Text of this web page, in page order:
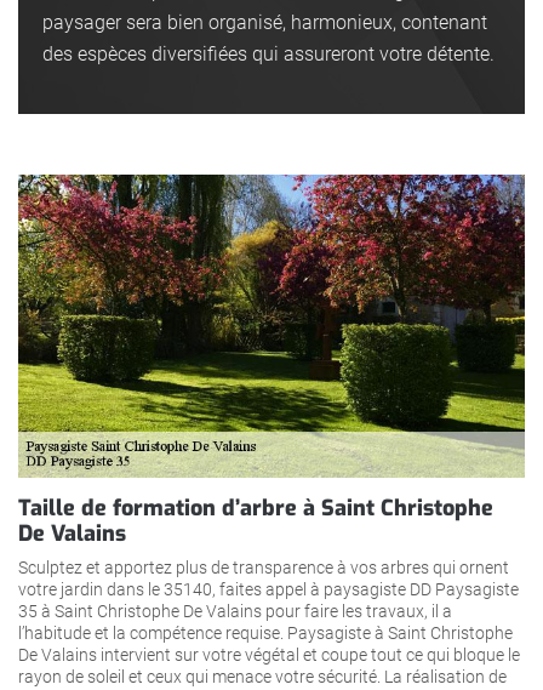
paysager sera bien organisé, harmonieux, contenant
des espèces diversifiées qui assureront votre détente.
Taille de formation d’arbre à Saint Christophe
De Valains
Sculptez et apportez plus de transparence à vos arbres qui ornent
votre jardin dans le 35140, faites appel à paysagiste DD Paysagiste
35 à Saint Christophe De Valains pour faire les travaux, il a
l’habitude et la compétence requise. Paysagiste à Saint Christophe
De Valains intervient sur votre végétal et coupe tout ce qui bloque le
rayon de soleil et ceux qui menace votre sécurité. La réalisation de